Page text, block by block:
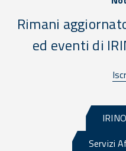
Rimani
ed eventi di
Servizi